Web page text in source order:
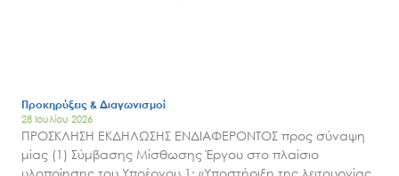
Προκηρύξεις & Διαγωνισμοί
28 Ιουλίου 2026
ΠΡΟΣΚΛΗΣΗ ΕΚΔΗΛΩΣΗΣ ΕΝΔΙΑΦΕΡΟΝΤΟΣ προς σύναψη
μίας (1) Σύμβασης Μίσθωσης Έργου στο πλαίσιο
υλοποίησης του Υποέργου 1: «Υποστήριξη της λειτουργίας